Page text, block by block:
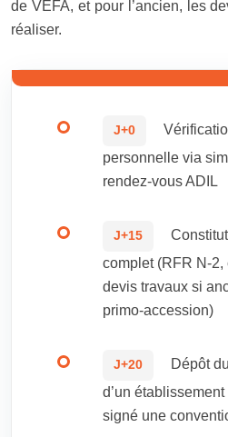
de VEFA, et pour l’ancien, les
réaliser.
J+0
personnelle via
rendez-vous ADIL
J+15
complet (RFR N-2,
devis travaux si
primo-accession)
J+20
Dépôt
d’un
signé une